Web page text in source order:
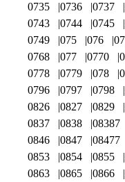
0735
0736 0737
0743
0744 0745
0749
075 076
0768
077 0770
0778
0779 078
0796
0797 0798
0826
0827 0829
0837
0838 08387
0846
0847 08477
0853
0854 0855
0863
0865 0866